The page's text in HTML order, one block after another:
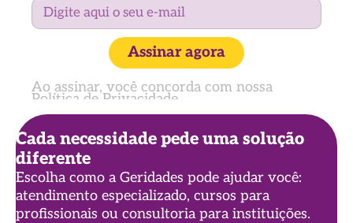
Assinar agora
Ao assinar, você concorda com nossa
Política de Privacidade
Cada necessidade pede uma solução
diferente
Escolha como a Geridades pode ajudar você:
atendimento especializado, cursos para
profissionais ou consultoria para instituições.